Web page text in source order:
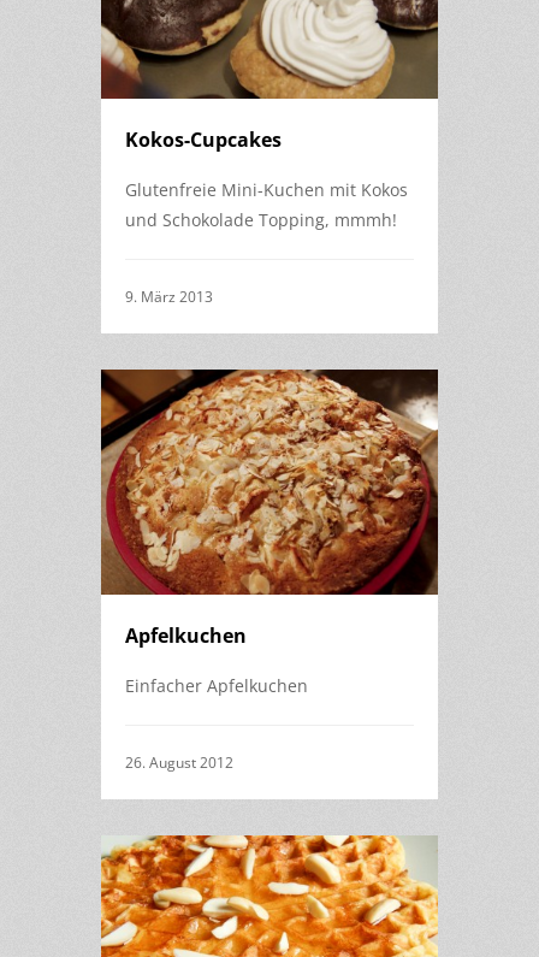
Kokos-Cupcakes
Glutenfreie Mini-Kuchen mit Kokos
und Schokolade Topping, mmmh!
9. März 2013
Apfelkuchen
Einfacher Apfelkuchen
26. August 2012